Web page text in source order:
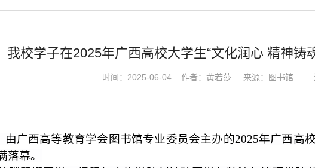
我校学子在2025年广西高校大学生“文化润心 精神铸
时间：2025-06-04 作者：黄若莎 来源：图书馆
由广西高等教育学会图书馆专业委员会主办的2025年广西高
落幕。